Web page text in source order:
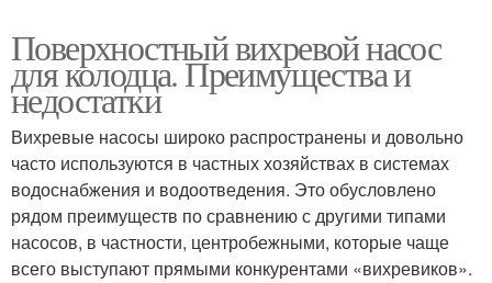
Поверхностный вихревой насос
для колодца. Преимущества и
недостатки
Вихревые насосы широко распространены и довольно
часто используются в частных хозяйствах в системах
водоснабжения и водоотведения. Это обусловлено
рядом преимуществ по сравнению с другими типами
насосов, в частности, центробежными, которые чаще
всего выступают прямыми конкурентами «вихревиков».